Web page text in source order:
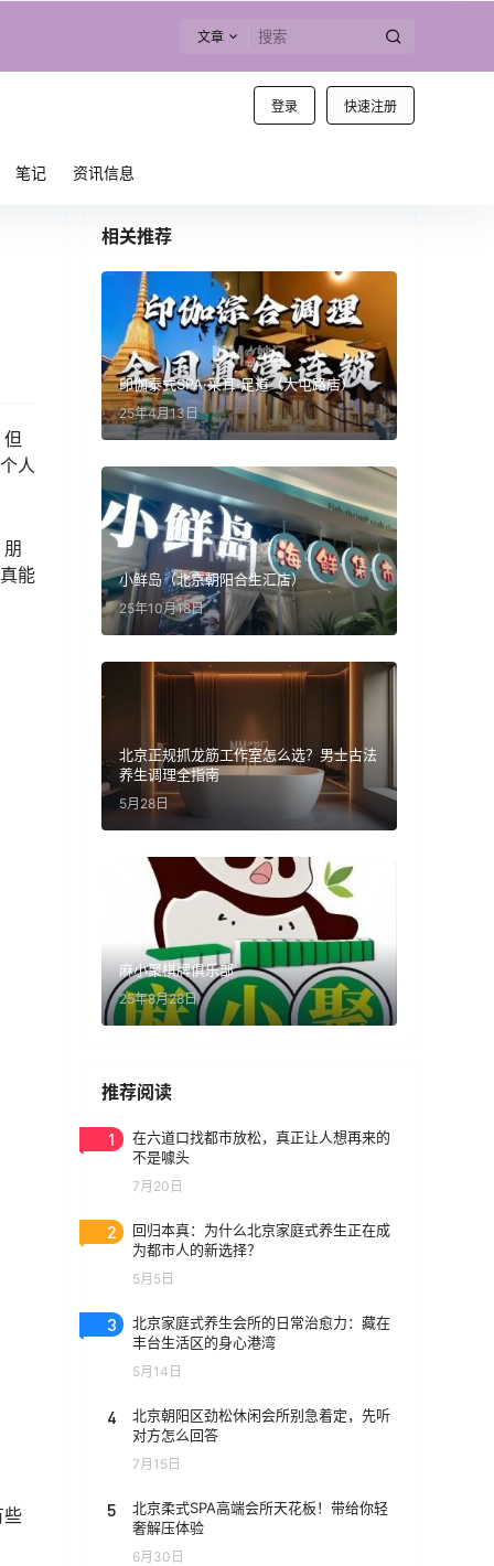
文章
登录 快速注册
笔记 资讯信息
人
能
些
相关推荐
印伽泰式SPA·采耳·足道（大屯路店）
25年4月13日
小鲜岛（北京朝阳合生汇店）
25年10月18日
北京正规抓龙筋工作室怎么选？男士古法
养生调理全指南
5月28日
麻小聚棋牌俱乐部
25年8月28日
推荐阅读
1
在六道口找都市放松，真正让人想再来的
不是噱头
7月20日
2
回归本真：为什么北京家庭式养生正在成
为都市人的新选择？
5月5日
3
北京家庭式养生会所的日常治愈力：藏在
丰台生活区的身心港湾
5月14日
4
北京朝阳区劲松休闲会所别急着定，先听
对方怎么回答
7月15日
5
北京柔式SPA高端会所天花板！带给你轻
奢解压体验
6月30日